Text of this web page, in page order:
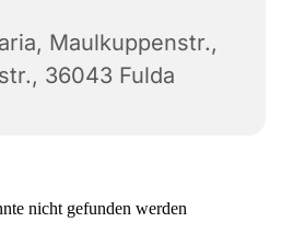
Maulkuppenstr.,
36043 Fulda